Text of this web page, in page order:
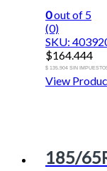
0out of 5
(0)
SKU:
$164.444
$ 135.904 SIN
View
185/